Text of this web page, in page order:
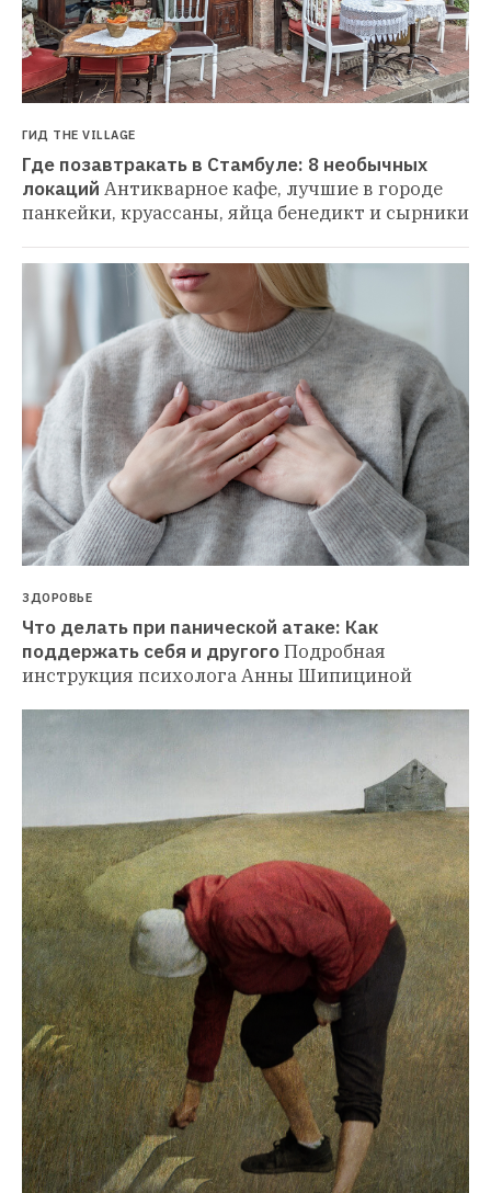
ГИД THE VILLAGE
Где позавтракать в Стамбуле: 8 необычных
локаций Антикварное кафе, лучшие в городе
панкейки, круассаны, яйца бенедикт и сырники
ЗДОРОВЬЕ
Что делать при панической атаке: Как
поддержать себя и другогоПодробная
инструкция психолога Анны Шипициной